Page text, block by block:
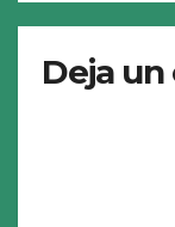
Deja